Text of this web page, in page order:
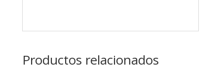
Productos relacionados